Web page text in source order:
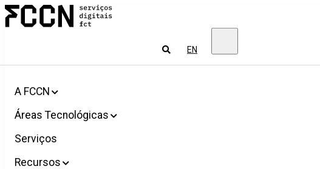
Salta
para
Pesquisar
EN
A FCCN
Áreas Tecnológicas
Serviços
Recursos